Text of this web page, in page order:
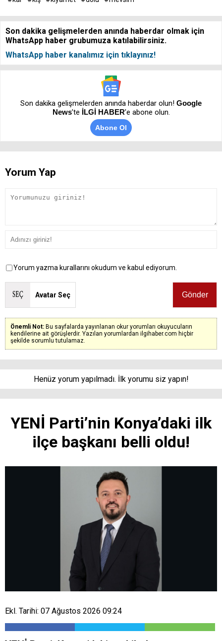
Son dakika gelişmelerden anında haberdar olmak için
WhatsApp haber grubumuza katılabilirsiniz.
WhatsApp haber kanalımız için tıklayınız!
Son dakika gelişmelerden anında haberdar olun! Google
News’te İLGİ HABER'e abone olun.
Abone Ol
Yorum Yap
Yorum yazma kurallarını okudum ve kabul ediyorum.
Avatar Seç
Önemli Not: Bu sayfalarda yayınlanan okur yorumları okuyucuların
kendilerine ait görüşlerdir. Yazılan yorumlardan ilgihaber.com hiçbir
şekilde sorumlu tutulamaz.
Henüz yorum yapılmadı. İlk yorumu siz yapın!
YENİ Parti’nin Konya’daki ilk
ilçe başkanı belli oldu!
Ekl. Tarihi: 07 Ağustos 2026 09:24